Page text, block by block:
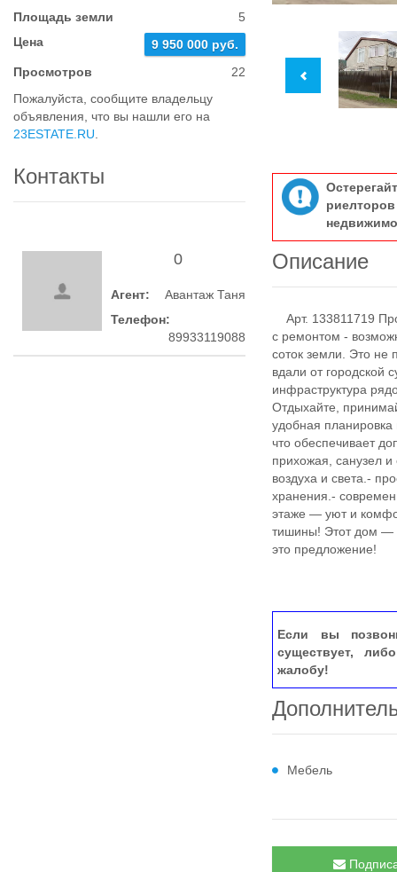
Площадь земли
5
Цена
9 950 000 руб.
Просмотров
22
Пожалуйста, сообщите владельцу
объявления, что вы нашли его на
23ESTATE.RU
Контакты
0
Агент:
Авантаж Таня
Телефон:
89933119088
Описание
Арт. 133811719
с ремонтом -
соток земли. Это не
вдали от городской
инфраструктура
Отдыхайте,
удобная
что обеспечивает
прихожая, санузел и
воздуха и света.-
хранения.-
этаже — уют и
тишины! Этот дом —
это предложение!
Если вы
существует,
жалобу!
Мебель